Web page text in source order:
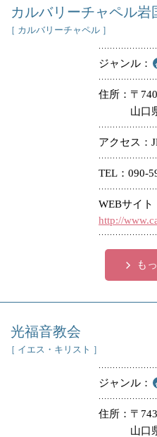
カルバリーチャペル岩
［ カルバリーチャペル ］
ジャンル
住所
〒
山口
アクセス
TEL 090-
WEBサイト
http://
も
光福音教会
［ イエス・キリスト ］
ジャンル
住所
〒
山口